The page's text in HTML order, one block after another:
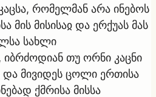
რომელმან არა ინებოს
მის მისისაჲ და ერქუას მას
სახლი
თუ ორნი კაცნი
და მივიდეს ცოლი ერთისა
ქმრისა მისსა